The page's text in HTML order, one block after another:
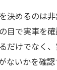
決めるのは
目で実車を確
だけでなく
ないかを確